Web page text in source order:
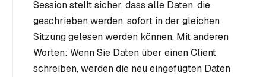
Session stellt sicher, dass alle Daten, die
geschrieben werden, sofort in der gleichen
Sitzung gelesen werden können. Mit anderen
Worten: Wenn Sie Daten über einen Client
schreiben, werden die neu eingefügten Daten